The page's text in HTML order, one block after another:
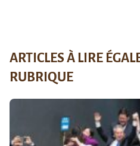
ARTICLES À LIRE
RUBRIQUE